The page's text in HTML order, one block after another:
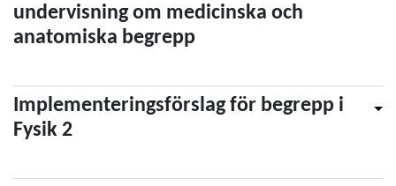
undervisning om medicinska och
anatomiska begrepp
Implementeringsförslag för begrepp i
Fysik 2